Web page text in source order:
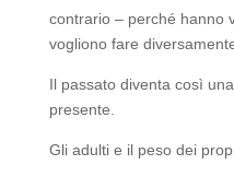
contrario – perché hanno
vogliono fare
Il passato diventa così
presente.
Gli adulti e il peso dei